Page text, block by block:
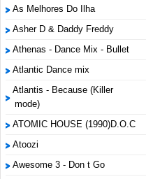
As Melhores Do Ilha
Asher D & Daddy Freddy
Athenas - Dance Mix - Bullet
Atlantic Dance mix
Atlantis - Because (Killer
mode)
ATOMIC HOUSE (1990)D.O.C
Atoozi
Awesome 3 - Don t Go